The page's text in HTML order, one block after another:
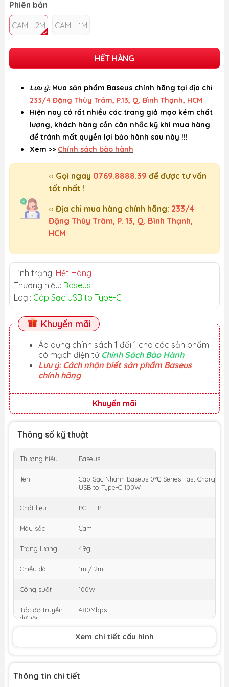
Phiên bản
CAM - 2M CAM - 1M
HẾT HÀNG
Lưu ý: Mua sản phẩm Baseus chính hãng tại địa chỉ
233/4 Đặng Thùy Trâm, P.13, Q. Bình Thạnh, HCM
Hiện nay có rất nhiều các trang giả mạo kém chất
lượng, khách hàng cần cân nhắc kỹ khi mua hàng
để tránh mất quyền lợi bảo hành sau này !!!
Xem >> Chính sách bảo hành
○ Gọi ngay 0769.8888.39 để được tư vấn
tốt nhất !
○ Địa chỉ mua hàng chính hãng: 233/4
Đặng Thùy Trâm, P. 13, Q. Bình Thạnh,
HCM
Tình trạng: Hết Hàng
Thương hiệu: Baseus
Loại: Cáp Sạc USB to Type-C
Khuyến mãi
Áp dụng chính sách 1 đổi 1 cho các sản phẩm
có mạch điện tử Chính Sách Bảo Hành
Lưu ý: Cách nhận biết sản phẩm Baseus
chính hãng
Khuyến mãi
Thông số kỹ thuật
Thương hiệu Baseus
Tên
Cáp Sạc Nhanh Baseus 0℃ Series Fast Charging
USB to Type-C 100W
Chất liệu PC + TPE
Màu sắc Cam
Trọng lượng 49g
Chiều dài 1m / 2m
Công suất 100W
Tốc độ truyền
dữ liệu
480Mbps
USB / Type-C
Xem chi tiết cấu hình
Thông tin chi tiết